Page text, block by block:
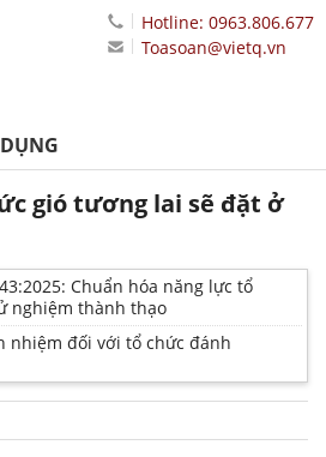
Hotline: 0963.806.677
Toasoan@vietq.vn
gió tương lai sẽ đặt ở
Chuẩn hóa năng lực tổ
nghiệm thành thạo
nhiệm đối với tổ chức đánh